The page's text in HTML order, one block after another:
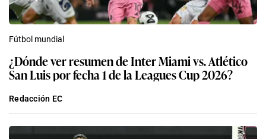
Fútbol mundial
¿Dónde ver resumen de Inter Miami vs. Atlético
San Luis por fecha 1 de la Leagues Cup 2026?
Redacción EC